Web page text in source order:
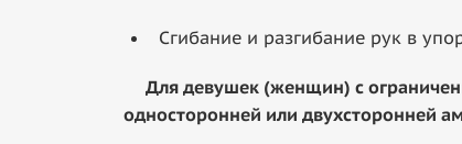
Сгибание и разгибание рук в
Для девушек (женщин) с
односторонней или двухсторонней